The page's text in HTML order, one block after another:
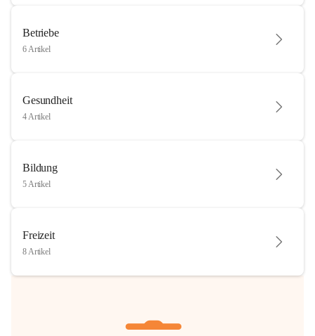
Betriebe
6 Artikel
Gesundheit
4 Artikel
Bildung
5 Artikel
Freizeit
8 Artikel